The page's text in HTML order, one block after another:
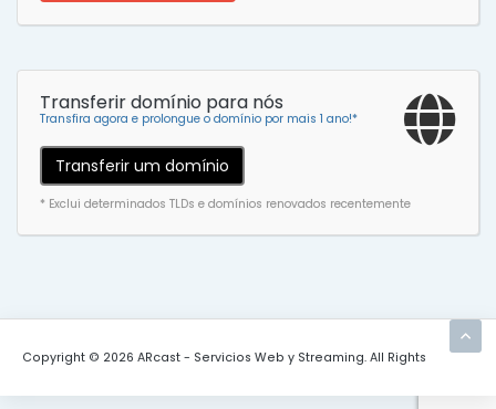
Transferir domínio para nós
Transfira agora e prolongue o domínio por mais 1 ano!*
Transferir um domínio
* Exclui determinados TLDs e domínios renovados recentemente
Copyright © 2026 ARcast - Servicios Web y Streaming. All Rights